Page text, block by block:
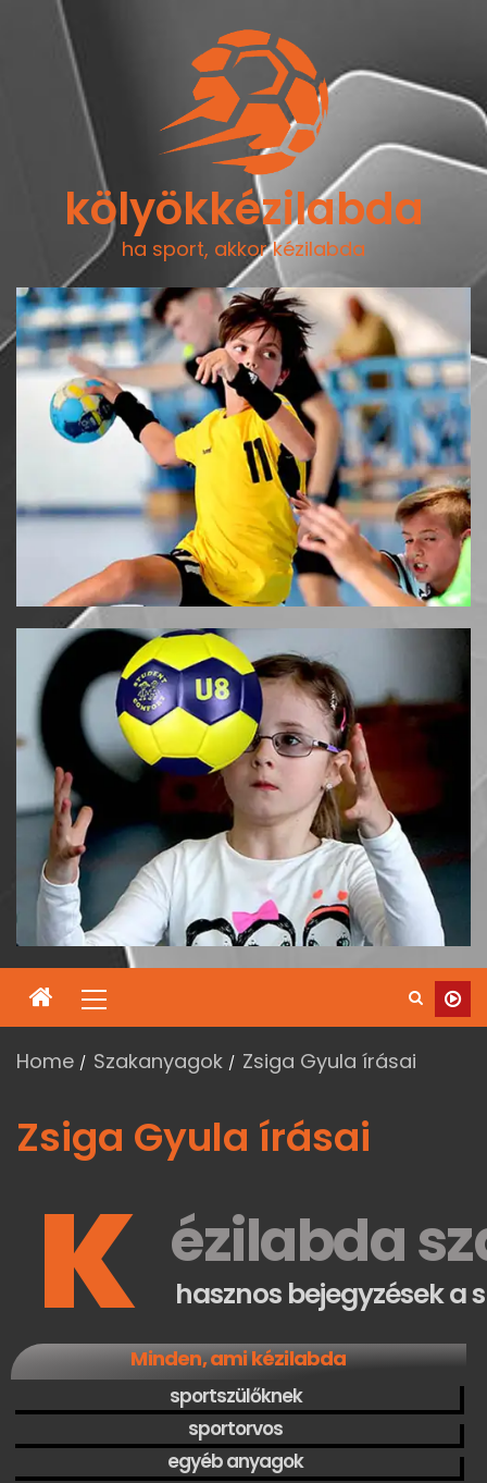
kölyökkézilabda
ha sport, akkor kézilabda
Home Szakanyagok Zsiga Gyula írásai
Zsiga Gyula írásai
K ézilabda
hasznos bejegyzések a
Minden, ami kézilabda
sportszülőknek
sportorvos
egyéb anyagok